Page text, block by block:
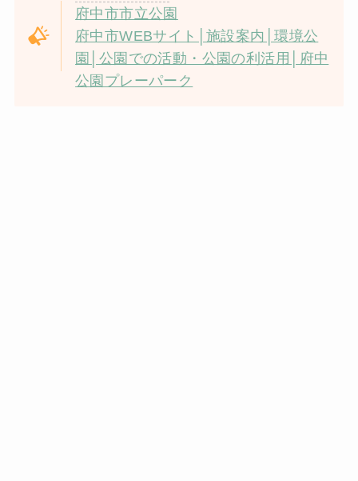
府中市市立公園
府中市WEBサイト│施設案内│環境公
園│公園での活動・公園の利活用│府中
公園プレーパーク